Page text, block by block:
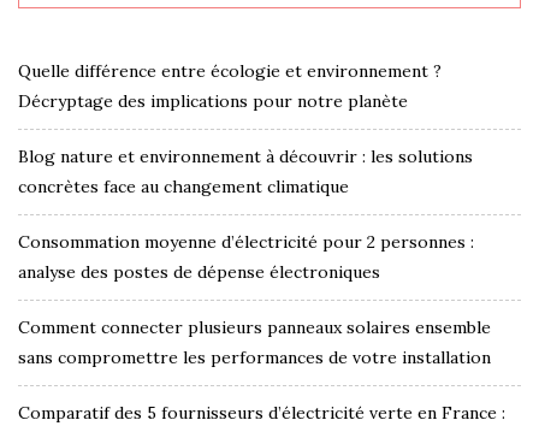
Quelle différence entre écologie et environnement ?
Décryptage des implications pour notre planète
Blog nature et environnement à découvrir : les solutions
concrètes face au changement climatique
Consommation moyenne d’électricité pour 2 personnes :
analyse des postes de dépense électroniques
Comment connecter plusieurs panneaux solaires ensemble
sans compromettre les performances de votre installation
Comparatif des 5 fournisseurs d’électricité verte en France :